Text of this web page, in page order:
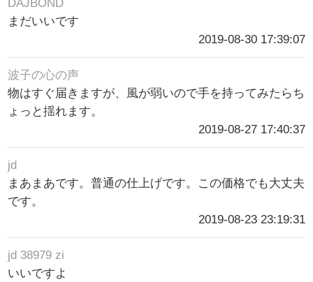
DAJBOND
まだいいです
2019-08-30 17:39:07
波子の心の声
物はすぐ届きますが、風が弱いので手を持ってみたらち
ょっと揺れます。
2019-08-27 17:40:37
jd
まあまあです。普通の仕上げです。この価格でも大丈夫
です。
2019-08-23 23:19:31
jd 38979 zi
いいですよ